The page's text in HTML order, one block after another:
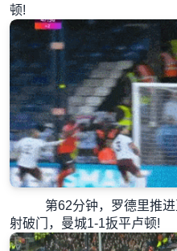
顿!
第62分钟，罗德里推进
射破门，曼城1-1扳平卢顿!